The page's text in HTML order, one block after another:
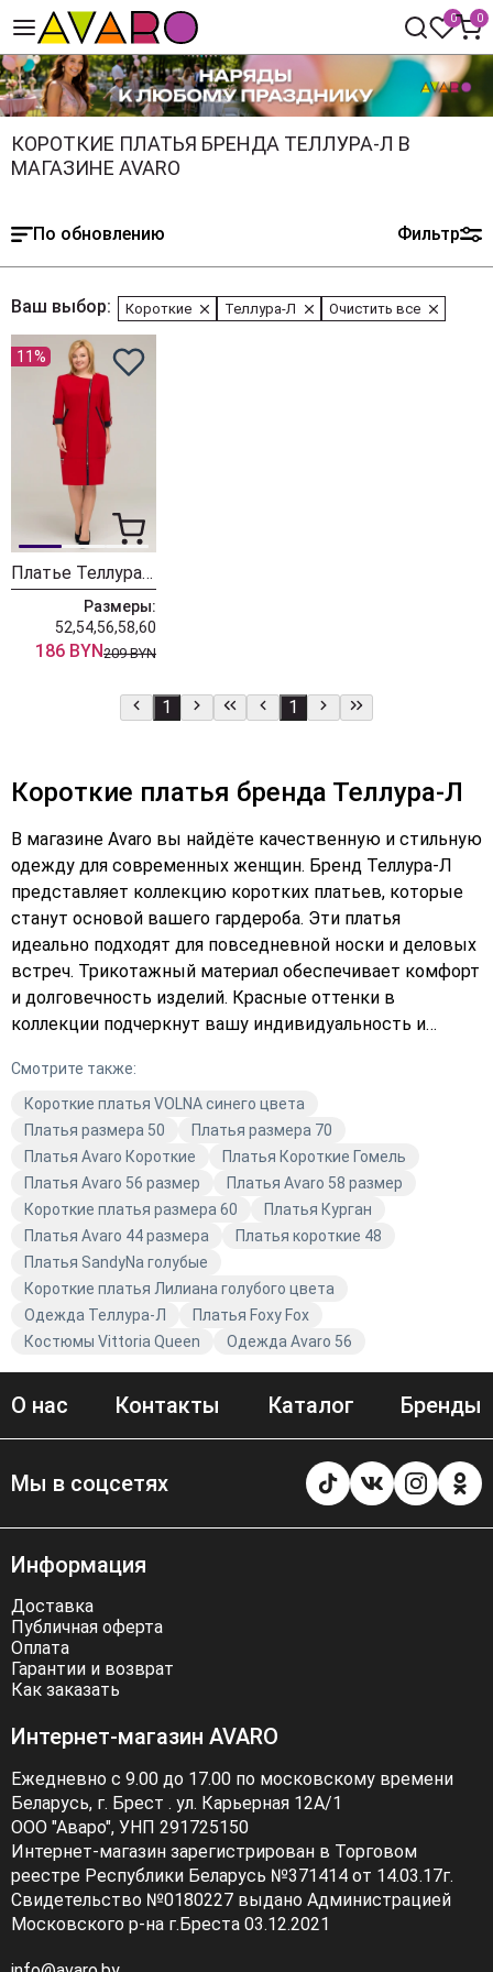
0 0
КОРОТКИЕ ПЛАТЬЯ БРЕНДА ТЕЛЛУРА-Л В
МАГАЗИНЕ AVARO
По обновлению Фильтр
Ваш выбор: Короткие Теллура-Л Очистить все
11%
Платье Теллура-Л 1701.02
Размеры:
52,54,56,58,60
186 BYN209 BYN
1 1
Короткие платья бренда Теллура-Л
В магазине Avaro вы найдёте качественную и стильную
одежду для современных женщин. Бренд Теллура-Л
представляет коллекцию коротких платьев, которые
станут основой вашего гардероба. Эти платья
идеально подходят для повседневной носки и деловых
встреч. Трикотажный материал обеспечивает комфорт
и долговечность изделий. Красные оттенки в
коллекции подчеркнут вашу индивидуальность и
Avaro мы следим за трендами и предлагаем вам только
качественную и модную одежду. Создавайте стильные
образы с короткими платьями от Теллура-Л и будьте в
центре внимания.
Смотрите также:
Короткие платья VOLNA синего цвета
Платья размера 50
Платья размера 70
Платья Avaro Короткие
Платья Короткие Гомель
Платья Avaro 56 размер
Платья Avaro 58 размер
Короткие платья размера 60
Платья Курган
Платья Avaro 44 размера
Платья короткие 48
Платья SandyNa голубые
Короткие платья Лилиана голубого цвета
Одежда Теллура-Л
Платья Foxy Fox
Костюмы Vittoria Queen
Одежда Avaro 56
О нас Контакты Каталог Бренды
Мы в соцсетях
Информация
Доставка
Публичная оферта
Оплата
Гарантии и возврат
Как заказать
Интернет-магазин AVARO
Ежедневно с 9.00 до 17.00 по московскому времени
Беларусь, г. Брест . ул. Карьерная 12А/1
ООО "Аваро", УНП 291725150
Интернет-магазин зарегистрирован в Торговом
реестре Республики Беларусь №371414 от 14.03.17г.
Свидетельство №0180227 выдано Администрацией
Московского р-на г.Бреста 03.12.2021